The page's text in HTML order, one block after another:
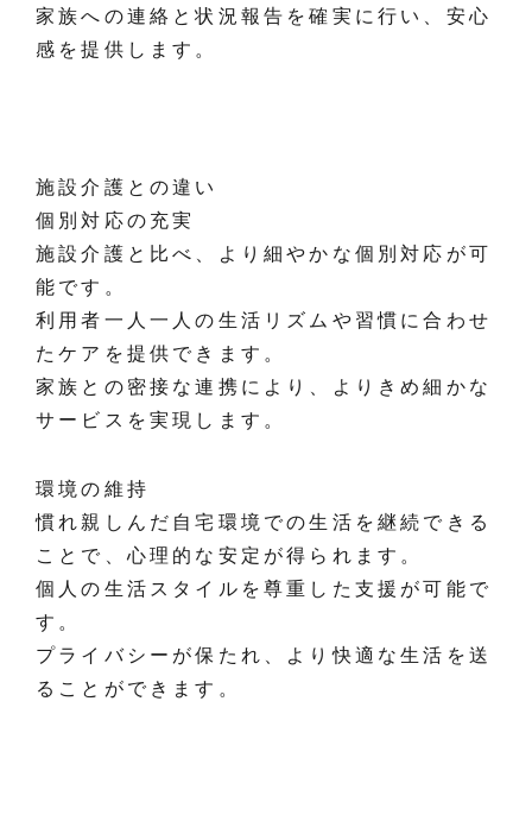
家族への連絡と状況報告を確実に行い、安心
感を提供します。
施設介護との違い
個別対応の充実
施設介護と比べ、より細やかな個別対応が可
能です。
利用者一人一人の生活リズムや習慣に合わせ
たケアを提供できます。
家族との密接な連携により、よりきめ細かな
サービスを実現します。
環境の維持
慣れ親しんだ自宅環境での生活を継続できる
ことで、心理的な安定が得られます。
個人の生活スタイルを尊重した支援が可能で
す。
プライバシーが保たれ、より快適な生活を送
ることができます。